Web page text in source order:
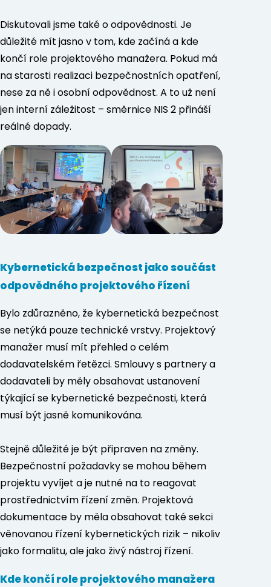
Diskutovali jsme také o odpovědnosti. Je
důležité mít jasno v tom, kde začíná a kde
končí role projektového manažera. Pokud má
na starosti realizaci bezpečnostních opatření,
nese za ně i osobní odpovědnost. A to už není
jen interní záležitost – směrnice NIS 2 přináší
reálné dopady.
Kybernetická bezpečnost jako součást
odpovědného projektového řízení
Bylo zdůrazněno, že kybernetická bezpečnost
se netýká pouze technické vrstvy. Projektový
manažer musí mít přehled o celém
dodavatelském řetězci. Smlouvy s partnery a
dodavateli by měly obsahovat ustanovení
týkající se kybernetické bezpečnosti, která
musí být jasně komunikována.
Stejně důležité je být připraven na změny.
Bezpečnostní požadavky se mohou během
projektu vyvíjet a je nutné na to reagovat
prostřednictvím řízení změn. Projektová
dokumentace by měla obsahovat také sekci
věnovanou řízení kybernetických rizik – nikoliv
jako formalitu, ale jako živý nástroj řízení.
Kde končí role projektového manažera
Předchozí